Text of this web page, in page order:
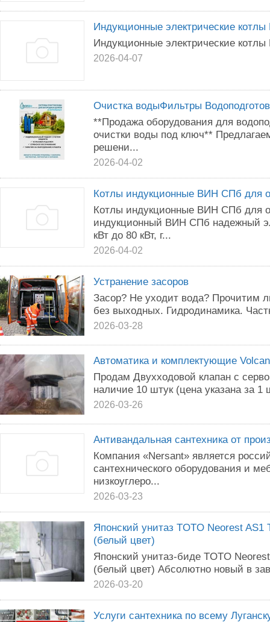
Индукционные электрические
Индукционные электрические
2026-04-07
Очистка водыФильтры
**Продажа оборудования для
очистки воды под ключ**
решени...
2026-04-02
Котлы индукционные ВИН СПб для
Котлы индукционные ВИН СПб для
индукционный ВИН СПб надежный
кВт до 80 кВт, г...
2026-04-02
Устранение засоров
Засор? Не уходит вода? Прочитим
без выходных. Гидродинамика.
2026-03-28
Автоматика и комплектующие
Продам Двухходовой клапан с
наличие 10 штук (цена указана за 1
2026-03-26
Антивандальная сантехника от
Компания «Nersant» является
сантехнического оборудования и
низкоуглеро...
2026-03-23
Японский унитаз TOTO Neorest AS1
(белый цвет)
Японский унитаз-биде TOTO
(белый цвет) Абсолютно новый в
2026-03-20
Услуги сантехника по всему